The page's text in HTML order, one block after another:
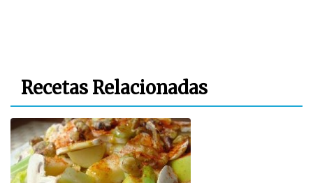
Recetas Relacionadas